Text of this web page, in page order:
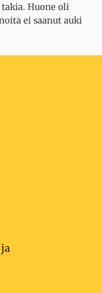
Huone oli
ei saanut auki